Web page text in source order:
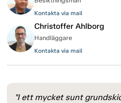
Kontakta via mail
Christoffer Ahlborg
Handläggare
Kontakta via mail
"I ett mycket sunt